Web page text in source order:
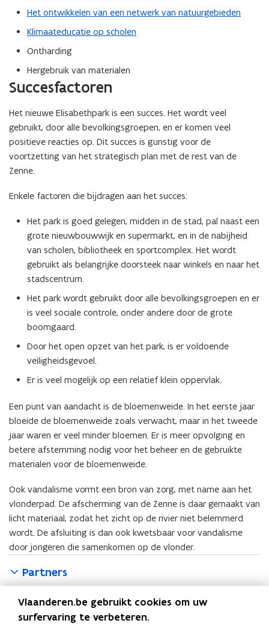
Het ontwikkelen van een netwerk van natuurgebieden
Klimaateducatie op scholen
Ontharding
Hergebruik van materialen
Succesfactoren
Het nieuwe Elisabethpark is een succes. Het wordt veel
gebruikt, door alle bevolkingsgroepen, en er komen veel
positieve reacties op. Dit succes is gunstig voor de
voortzetting van het strategisch plan met de rest van de
Zenne.
Enkele factoren die bijdragen aan het succes:
Het park is goed gelegen, midden in de stad, pal naast een
grote nieuwbouwwijk en supermarkt, en in de nabijheid
van scholen, bibliotheek en sportcomplex. Het wordt
gebruikt als belangrijke doorsteek naar winkels en naar het
stadscentrum.
Het park wordt gebruikt door alle bevolkingsgroepen en er
is veel sociale controle, onder andere door de grote
boomgaard.
Door het open opzet van het park, is er voldoende
veiligheidsgevoel.
Er is veel mogelijk op een relatief klein oppervlak.
Een punt van aandacht is de bloemenweide. In het eerste jaar
bloeide de bloemenweide zoals verwacht, maar in het tweede
jaar waren er veel minder bloemen. Er is meer opvolging en
betere afstemming nodig voor het beheer en de gebruikte
materialen voor de bloemenweide.
Ook vandalisme vormt een bron van zorg, met name aan het
vlonderpad. De afscherming van de Zenne is daar gemaakt van
licht materiaal, zodat het zicht op de rivier niet belemmerd
wordt. De afsluiting is dan ook kwetsbaar voor vandalisme
door jongeren die samenkomen op de vlonder.
Partners
Locatie
Vlaanderen.be gebruikt cookies om uw
surfervaring te verbeteren.